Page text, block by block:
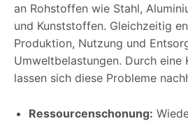
an Rohstoffen wie Stahl,
und Kunststoffen. Gleichzeitig
Produktion, Nutzung und
Umweltbelastungen. Durch
lassen sich diese Probleme
Ressourcenschonung: